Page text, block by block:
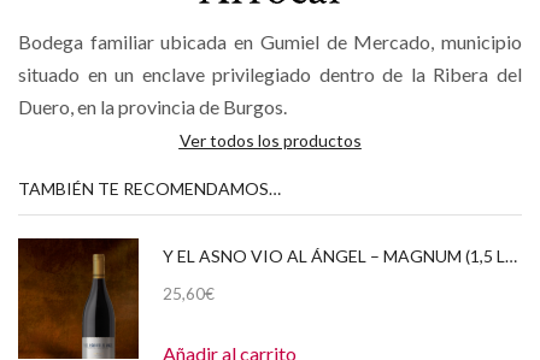
Bodega familiar ubicada en Gumiel de Mercado, municipio
situado en un enclave privilegiado dentro de la Ribera del
Duero, en la provincia de Burgos.
Ver todos los productos
TAMBIÉN TE RECOMENDAMOS…
Y EL ASNO VIO AL ÁNGEL – MAGNUM (1,5 LITROS) 2020
25,60€
Añadir al carrito